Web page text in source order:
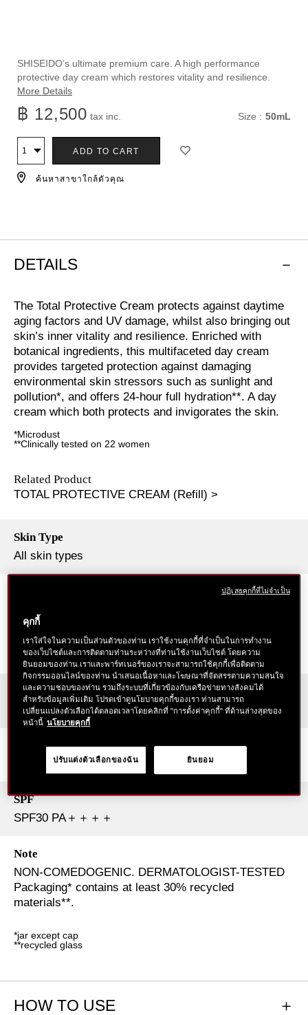
ราย
ละเอียด
https://www.shiseido.co.th/th/future-
solution-
lx-
total-
protective-
10121266201.html
ลำดับ
สินค้า
10121266201
SHISEIDO’s ultimate premium care. A high performance
protective day cream which restores vitality and resilience.
More Details
฿ 12,500 tax inc.
แบบ
Size : 50mL
ตัว
เลือก
การ
ลง
ตะกร้า
สินค้า
จำนวน ADD TO CART
ค้นหาสาขาใกล้ตัวคุณ
DETAILS
The Total Protective Cream protects against daytime
aging factors and UV damage, whilst also bringing out
skin’s inner vitality and resilience. Enriched with
botanical ingredients, this multifaceted day cream
provides targeted protection against damaging
environmental skin stressors such as sunlight and
pollution*, and offers 24-hour full hydration**. A day
cream which both protects and invigorates the skin.
*Microdust
**Clinically tested on 22 women
Related Product
TOTAL PROTECTIVE CREAM (Refill) >
Skin Type
All skin types
Top notes：Bergamot, Quince, Green note
Middle notes：Hamanasu, Sakura, Ume
Bottom notes：Musk, Amber, Woody
Period of Use
About 2.5 months
Texture
Light, smooth texture
SPF
SPF30 PA＋＋＋＋
Note
NON-COMEDOGENIC. DERMATOLOGIST-TESTED
Packaging* contains at least 30% recycled
materials**.​
*jar except cap
**recycled glass ​​
HOW TO USE
คุกกี้
เราใส่ใจในความเป็นส่วนตัวของท่าน เราใช้งานคุกกี้ที่จำเป็นในการทำงาน
ของเว็บไซต์และการติดตามท่านระหว่างที่ท่านใช้งานเว็บไซต์ โดยความ
ยินยอมของท่าน เราและพาร์ทเนอร์ของเราจะสามารถใช้คุกกี้เพื่อติดตาม
กิจกรรมออนไลน์ของท่าน นำเสนอเนื้อหาและโฆษณาที่จัดสรรตามความสนใจ
และความชอบของท่าน รวมถึงระบบที่เกี่ยวข้องกับเครือข่ายทางสังคมได้
สำหรับข้อมูลเพิ่มเติม โปรดเข้าดูนโยบายคุกกี้ของเรา ท่านสามารถ
เปลี่ยนแปลงตัวเลือกได้ตลอดเวลาโดยคลิกที่ "การตั้งค่าคุกกี้" ที่ด้านล่างสุดของ
หน้านี้ นโยบายคุกกี้
ยินยอม
ปรับแต่งตัวเลือกของฉัน
ปฏิเสธคุกกี้ที่ไม่จำเป็น